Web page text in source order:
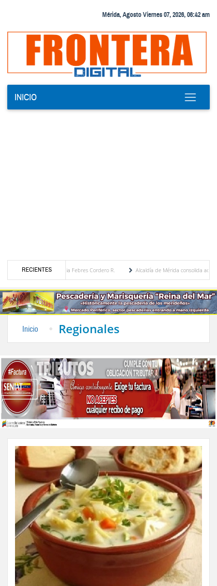
Mérida, Agosto Viernes 07, 2026, 06:42 am
INICIO
RECIENTES
por María Eugenia Febres Cordero R.
Alcaldía de Mérida consolida acuerdos
Inicio Regionales